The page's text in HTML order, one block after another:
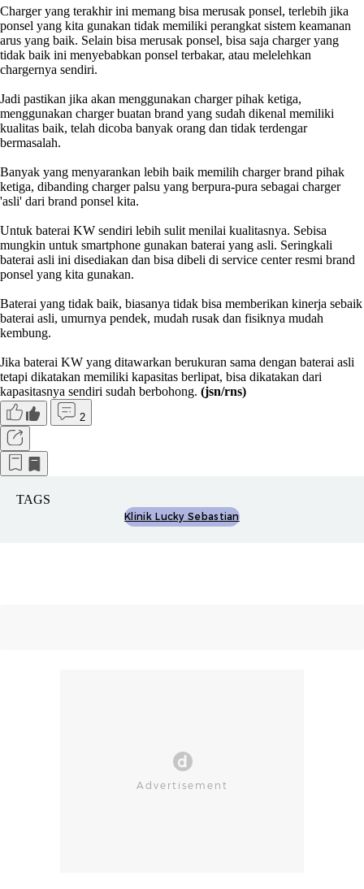
Charger yang terakhir ini memang bisa merusak ponsel, terlebih jika
ponsel yang kita gunakan tidak memiliki perangkat sistem keamanan
arus yang baik. Selain bisa merusak ponsel, bisa saja charger yang
tidak baik ini menyebabkan ponsel terbakar, atau melelehkan
chargernya sendiri.
Jadi pastikan jika akan menggunakan charger pihak ketiga,
menggunakan charger buatan brand yang sudah dikenal memiliki
kualitas baik, telah dicoba banyak orang dan tidak terdengar
bermasalah.
Banyak yang menyarankan lebih baik memilih charger brand pihak
ketiga, dibanding charger palsu yang berpura-pura sebagai charger
'asli' dari brand ponsel kita.
Untuk baterai KW sendiri lebih sulit menilai kualitasnya. Sebisa
mungkin untuk smartphone gunakan baterai yang asli. Seringkali
baterai asli ini disediakan dan bisa dibeli di service center resmi brand
ponsel yang kita gunakan.
Baterai yang tidak baik, biasanya tidak bisa memberikan kinerja sebaik
baterai asli, umurnya pendek, mudah rusak dan fisiknya mudah
kembung.
Jika baterai KW yang ditawarkan berukuran sama dengan baterai asli
tetapi dikatakan memiliki kapasitas berlipat, bisa dikatakan dari
kapasitasnya sendiri sudah berbohong. (jsn/rns)
2
TAGS
Klinik Lucky Sebastian